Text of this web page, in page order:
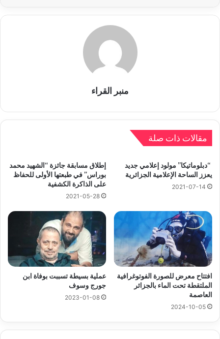
منبر القراء
مقالات ذات صلة
“دبلوماتيكا” مولود إعلامي جديد
يعزز الساحة الإعلامية الجزائرية
2021-07-14
إطلاق مسابقة جائزة “الشهيد محمد
بوراس” في طبعتها الأولى للحفاظ
على الذاكرة الكشفية
2021-05-28
افتتاح معرض للصورة الفوتوغرافية
الملتقطة تحت الماء بالجزائر
العاصمة
2024-10-05
عملية بسيطة تسببت بوفاة ابن
جورج وسوف
2023-01-08